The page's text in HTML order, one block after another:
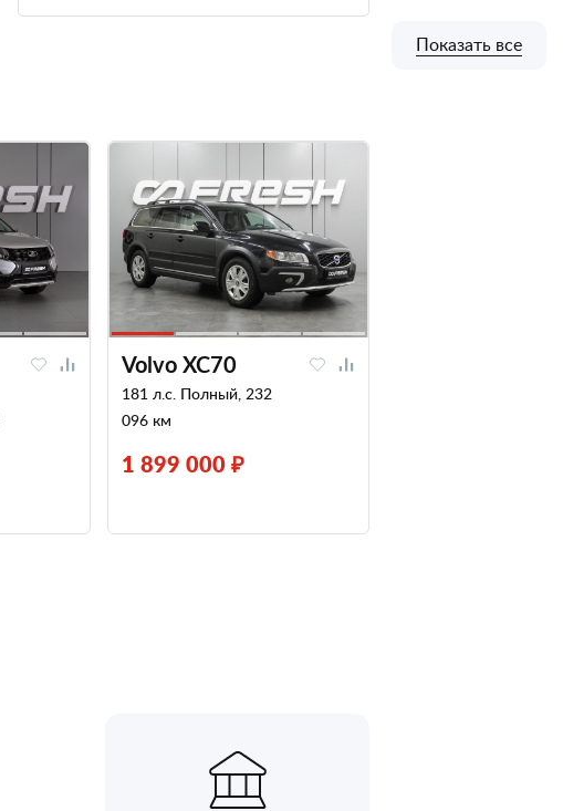
Volvo XC70
181 л.с. Полный, 232
096 км
1 899 000 ₽
Показать все